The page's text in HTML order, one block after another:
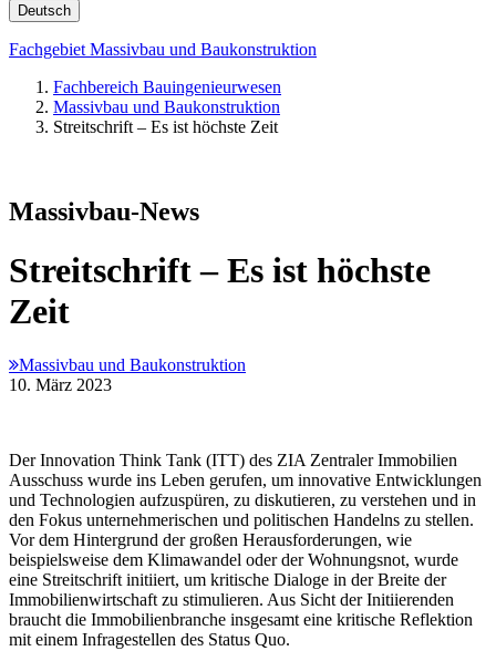
Deutsch
Fachgebiet Massivbau und Baukonstruktion
Fachbereich Bauingenieurwesen
Massivbau und Baukonstruktion
Streitschrift – Es ist höchste Zeit
Massivbau-News
Streitschrift – Es ist höchste
Zeit
Massivbau und Baukonstruktion
10. März 2023
Der Innovation Think Tank (ITT) des ZIA Zentraler Immobilien
Aus­schuss wurde ins Leben gerufen, um innovative Entwicklungen
und Tech­nologien aufzuspüren, zu diskutieren, zu verstehen und in
den Fokus unternehmerischen und politi­schen Handelns zu stellen.
Vor dem Hintergrund der großen Herausforderungen, wie
beispielsweise dem Klimawandel oder der Wohnungsnot, wurde
eine Streitschrift initiiert, um kritische Dialoge in der Breite der
Immobilienwirtschaft zu stimulieren. Aus Sicht der Initiierenden
braucht die Immobilienbranche insgesamt eine kritische Reflektion
mit einem Infragestellen des Status Quo.